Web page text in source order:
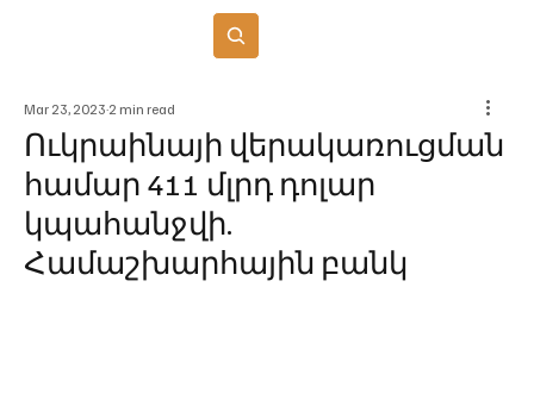
Ուկրաինայի վերակառուցման
համար 411 մլրդ դոլար
կպահանջվի.
Համաշխարհային բանկ
Mar 23, 2023 2 min read